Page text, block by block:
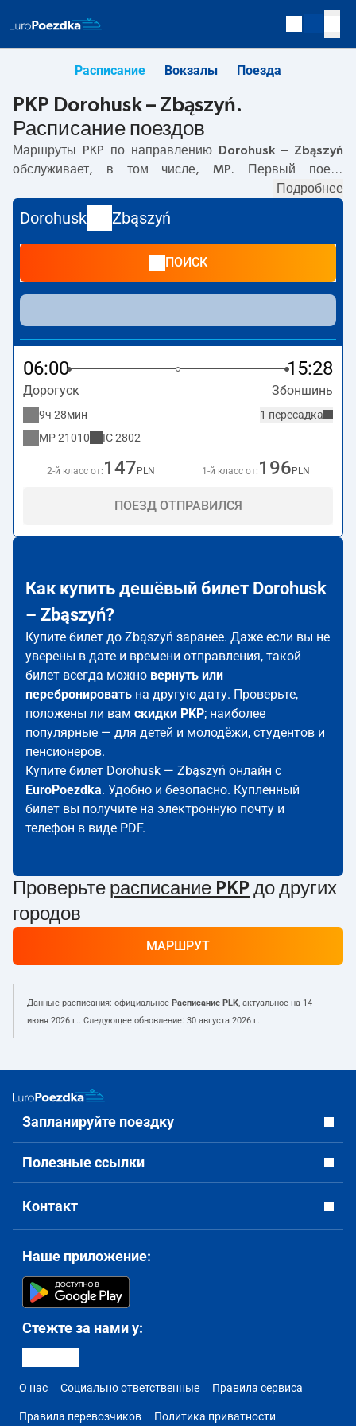
Расписание Вокзалы Поезда
PKP Dorohusk – Zbąszyń.
Расписание поездов
Маршруты PKP по направлению
Dorohusk – Zbąszyń
обслуживает, в том числе, MP. Первый поезд
с вокзала PKP Dorohusk.
Последний поезд до Zbąszyń отправляется в 06:00. В
настоящее время по маршруту
курсируют другие поезда перевозчика PKP Intercity.
Поезд заканчивает маршрут на станции Zbąszyń.
Подробнее
Dorohusk Zbąszyń
ПОИСК
06:00 15:28
Дорогуск Збоншинь
1 пересадка
9ч 28мин
MP21010 IC2802
2-й класс от: 147 PLN 1-й класс от: 196 PLN
ПОЕЗД ОТПРАВИЛСЯ
Как купить дешёвый билет Dorohusk
– Zbąszyń?
Купите билет до Zbąszyń заранее. Даже если вы не
уверены в дате и времени отправления, такой
билет всегда можно вернуть или
перебронировать на другую дату. Проверьте,
положены ли вам скидки PKP; наиболее
популярные — для детей и молодёжи, студентов и
пенсионеров.
Купите билет Dorohusk — Zbąszyń онлайн с
EuroPoezdka. Удобно и безопасно. Купленный
билет вы получите на электронную почту и
телефон в виде PDF.
Проверьте расписание PKP до других
городов
МАРШРУТ
Данные расписания: официальное Расписание PLK, актуальное на 14
июня 2026 г.. Следующее обновление: 30 августа 2026 г..
Запланируйте поездку
Полезные ссылки
Контакт
Наше приложение:
Стежте за нами у:
О нас Социально ответственные Правила сервиса
Правила перевозчиков Политика приватности